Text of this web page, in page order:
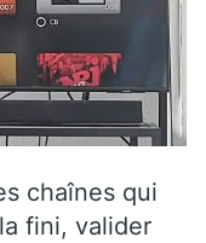
chaînes qui
fini, valider